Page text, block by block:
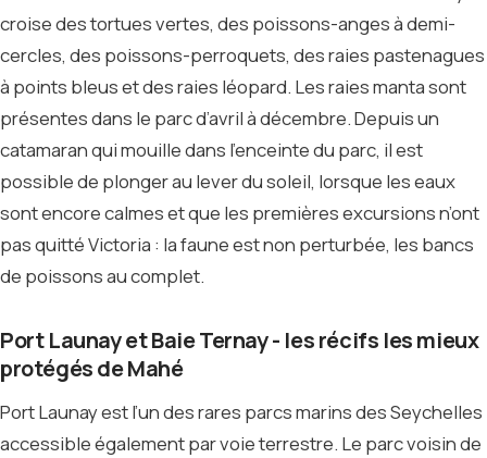
croise des tortues vertes, des poissons-anges à demi-
cercles, des poissons-perroquets, des raies pastenagues
à points bleus et des raies léopard. Les raies manta sont
présentes dans le parc d’avril à décembre. Depuis un
catamaran qui mouille dans l’enceinte du parc, il est
possible de plonger au lever du soleil, lorsque les eaux
sont encore calmes et que les premières excursions n’ont
pas quitté Victoria : la faune est non perturbée, les bancs
de poissons au complet.
Port Launay et Baie Ternay - les récifs les mieux
protégés de Mahé
Port Launay est l’un des rares parcs marins des Seychelles
accessible également par voie terrestre. Le parc voisin de